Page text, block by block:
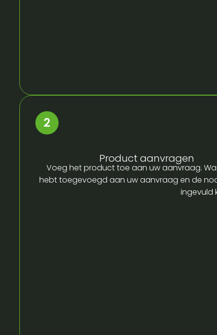
Product aanvragen
Voeg het product toe aan uw aanvraag.
hebt toegevoegd aan uw aanvraag en de
ingevuld